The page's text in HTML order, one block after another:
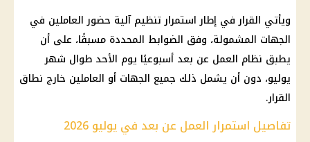
ويأتي القرار في إطار استمرار تنظيم آلية حضور العاملين في
الجهات المشمولة، وفق الضوابط المحددة مسبقًا، على أن
يطبق نظام العمل عن بعد أسبوعيًا يوم الأحد طوال شهر
يوليو، دون أن يشمل ذلك جميع الجهات أو العاملين خارج نطاق
القرار.
تفاصيل استمرار العمل عن بعد في يوليو 2026